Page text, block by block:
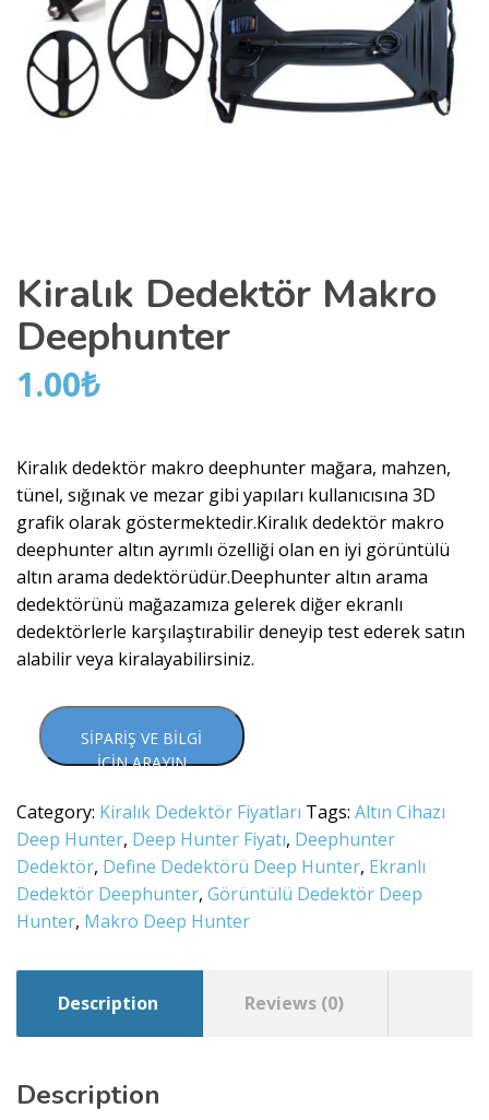
Kiralık Dedektör Makro
Deephunter
1.00₺
Kiralık dedektör makro deephunter mağara, mahzen,
tünel, sığınak ve mezar gibi yapıları kullanıcısına 3D
grafik olarak göstermektedir.Kiralık dedektör makro
deephunter altın ayrımlı özelliği olan en iyi görüntülü
altın arama dedektörüdür.Deephunter altın arama
dedektörünü mağazamıza gelerek diğer ekranlı
dedektörlerle karşılaştırabilir deneyip test ederek satın
alabilir veya kiralayabilirsiniz.
SIPARIŞ VE BILGI
İÇIN ARAYIN
Category: Kiralık Dedektör Fiyatları Tags: Altın Cihazı
Deep Hunter, Deep Hunter Fiyatı, Deephunter
Dedektör, Define Dedektörü Deep Hunter, Ekranlı
Dedektör Deephunter, Görüntülü Dedektör Deep
Hunter, Makro Deep Hunter
Description Reviews (0)
Description